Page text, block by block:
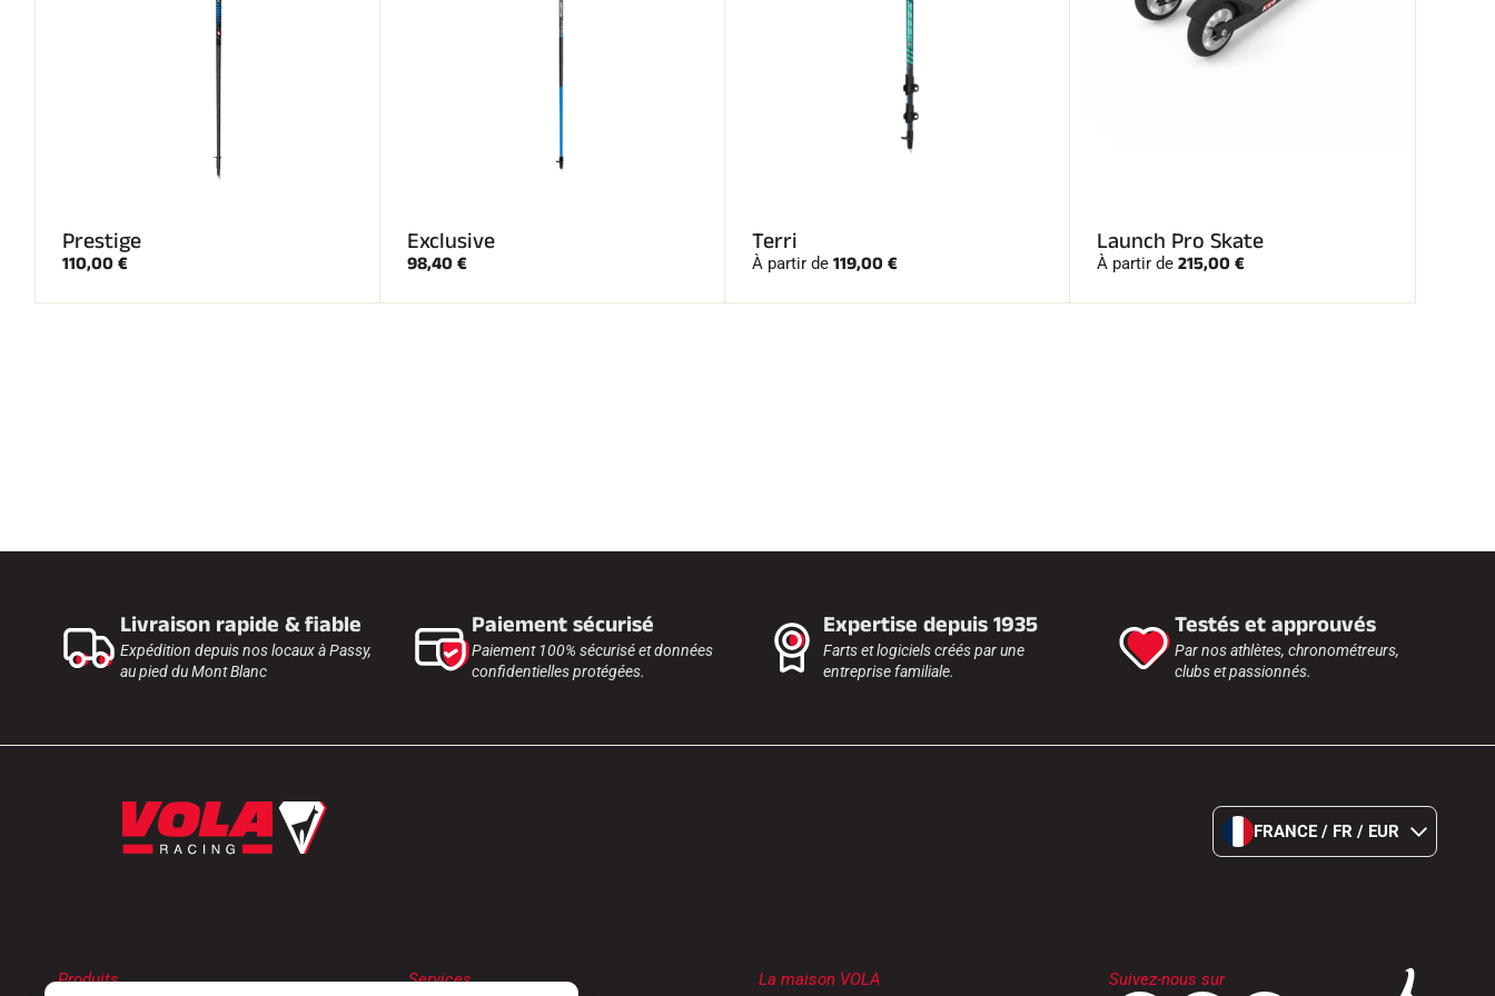
Prestige
110,00 €
Exclusive
98,40 €
Terri
À partir de 119,00 €
Launch Pro Skate
À partir de 215,00 €
Livraison rapide & fiable
Expédition depuis nos locaux à Passy,
au pied du Mont Blanc
Paiement sécurisé
Paiement 100% sécurisé et données
confidentielles protégées.
Expertise depuis 1935
Farts et logiciels créés par une
entreprise familiale.
Testés et approuvés
Par nos athlètes, chronométreurs,
clubs et passionnés.
FRANCE / FR / EUR
Produits
Services
La maison VOLA
Suivez-nous sur